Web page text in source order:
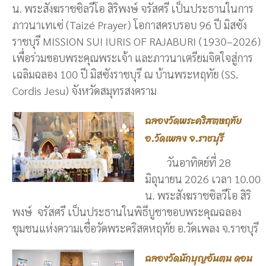
น. พระสังฆราชซิลวีโอ สิริพงษ์ จรัสศรี เป็นประธานในการ
ภาวนาเทเซ่ (Taizé Prayer) โอกาสครบรอบ 96 ปี มิสซัง
ราชบุรี MISSION SUI IURIS OF RAJABURI (1930–2026)
เพื่อร่วมขอบพระคุณพระเจ้า และภาวนาเตรียมจิตใจสู่การ
เฉลิมฉลอง 100 ปี มิสซังราชบุรี ณ บ้านพระหฤทัย (SS.
Cordis Jesu) จังหวัดสมุทรสงคราม
ฉลองวัดพระคริสตหฤทัย
อ.วัดเพลง จ.ราชบุรี
วันอาทิตย์ที่ 28
มิถุนายน 2026 เวลา 10.00
น. พระสังฆราชซิลวีโอ สิริ
พงษ์ จรัสศรี เป็นประธานในพิธีบูชาขอบพระคุณฉลอง
ชุมชนแห่งความเชื่อวัดพระคริสตหฤทัย อ.วัดเพลง จ.ราชบุรี
ฉลองวัดนักบุญอันตน ดอน